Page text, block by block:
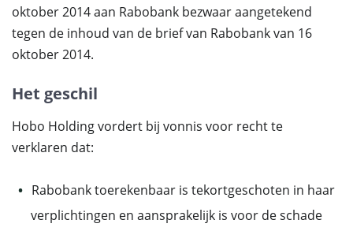
oktober 2014 aan Rabobank bezwaar aangetekend
tegen de inhoud van de brief van Rabobank van 16
oktober 2014.
Het geschil
Hobo Holding vordert bij vonnis voor recht te
verklaren dat:
Rabobank toerekenbaar is tekortgeschoten in haar
verplichtingen en aansprakelijk is voor de schade